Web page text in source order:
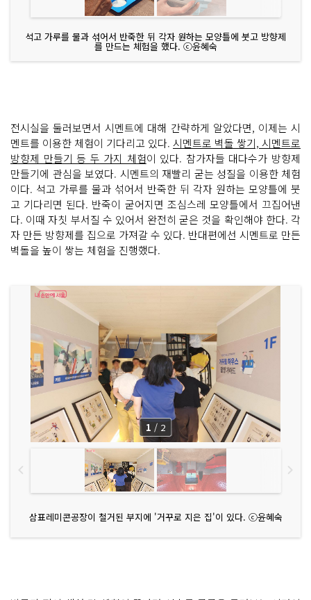
석고 가루를 물과 섞어서 반죽한 뒤 각자 원하는 모양틀에 붓고 방향제
를 만드는 체험을 했다. ⓒ윤혜숙
전시실을 둘러보면서 시멘트에 대해 간략하게 알았다면, 이제는 시
멘트를 이용한 체험이 기다리고 있다. 시멘트로 벽돌 쌓기, 시멘트로
방향제 만들기 등 두 가지 체험이 있다. 참가자들 대다수가 방향제
만들기에 관심을 보였다. 시멘트의 재빨리 굳는 성질을 이용한 체험
이다. 석고 가루를 물과 섞어서 반죽한 뒤 각자 원하는 모양틀에 붓
고 기다리면 된다. 반죽이 굳어지면 조심스레 모양틀에서 끄집어낸
다. 이때 자칫 부서질 수 있어서 완전히 굳은 것을 확인해야 한다. 각
자 만든 방향제를 집으로 가져갈 수 있다. 반대편에선 시멘트로 만든
벽돌을 높이 쌓는 체험을 진행했다.
삼표레미콘공장이 철거된 부지에 '거꾸로 지은 집'이 있다. ⓒ윤혜숙
1 / 2